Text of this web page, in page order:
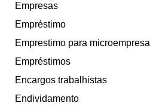
Empresas
Empréstimo
Emprestimo para microempresa
Empréstimos
Encargos trabalhistas
Endividamento